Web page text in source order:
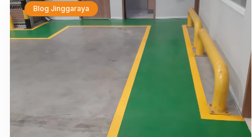
145 kawasan industri, dan salah satu […]
Blog Jinggaraya